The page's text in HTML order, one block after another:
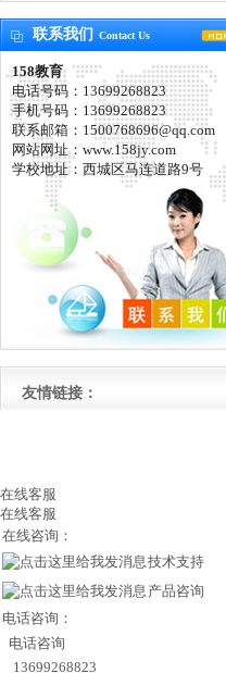
联系我们 Contact Us
158教育
电话号码：13699268823
手机号码：13699268823
联系邮箱：1500768696@qq.com
网站网址：www.158jy.com
学校地址：西城区马连道路9号
友情链接：
在线客服
在线客服
在线咨询：
技术支持
产品咨询
电话咨询：
电话咨询
13699268823